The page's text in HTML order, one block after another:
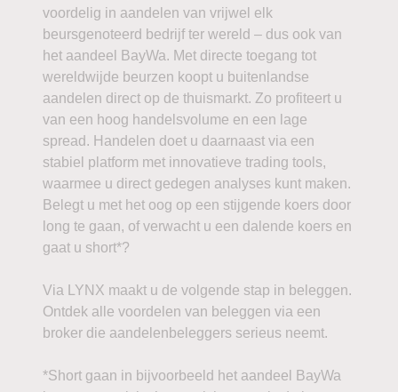
voordelig in aandelen van vrijwel elk
beursgenoteerd bedrijf ter wereld – dus ook van
het aandeel BayWa. Met directe toegang tot
wereldwijde beurzen koopt u buitenlandse
aandelen direct op de thuismarkt. Zo profiteert u
van een hoog handelsvolume en een lage
spread. Handelen doet u daarnaast via een
stabiel platform met innovatieve trading tools,
waarmee u direct gedegen analyses kunt maken.
Belegt u met het oog op een stijgende koers door
long te gaan, of verwacht u een dalende koers en
gaat u short*?
Via LYNX maakt u de volgende stap in beleggen.
Ontdek alle voordelen van beleggen via een
broker die aandelenbeleggers serieus neemt.
*Short gaan in bijvoorbeeld het aandeel BayWa